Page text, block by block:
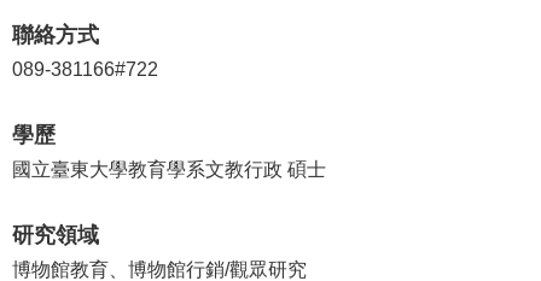
學
認
我
們
聯絡方式
089-381166#722
學歷
國立臺東大學教育學系文教行政 碩士
研究領域
博物館教育、博物館行銷/觀眾研究